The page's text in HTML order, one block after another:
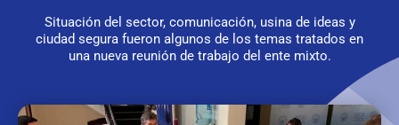
Situación del sector, comunicación, usina de ideas y
ciudad segura fueron algunos de los temas tratados en
una nueva reunión de trabajo del ente mixto.